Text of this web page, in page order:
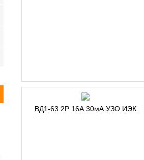
ВД1-63 2Р 16А 30мА УЗО ИЭК